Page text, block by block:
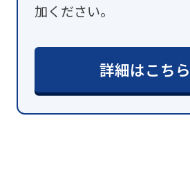
加ください。
詳細はこちら